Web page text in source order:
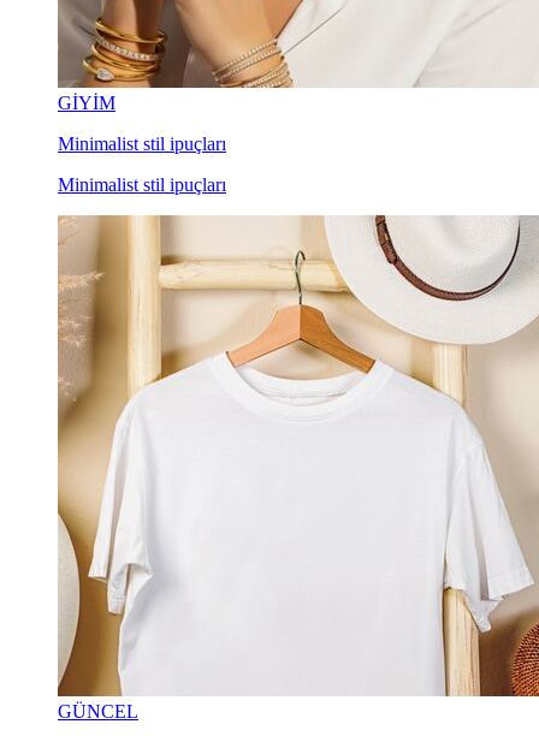
GİYİM
Minimalist stil ipuçları
Minimalist stil ipuçları
GÜNCEL